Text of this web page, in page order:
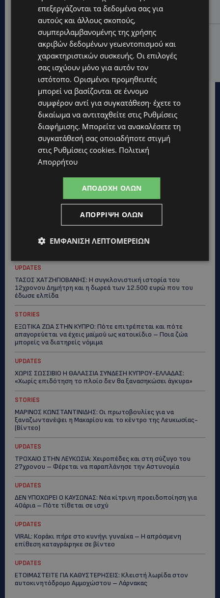
ξαναζωντανέψει η Μακαρίου και το κέντρο της
Λευκωσίας-(Βίντεο)
UPDATES
ΤΡΟΧΑΙΟ ΣΤΗΝ ΛΕΥΚΩΣΙΑ: Χειροπέδες και στη σύζυγο
του 27χρονου – Φέρεται να παραπλάνησε την
Αστυνομία
Topics
UPDATES
ΤΑΣΟΣ ΧΑΤΖΗΓΙΟΒΑΝΗΣ: Η συγκλονιστική ιστορία του
12χρονου Δημήτρη και η δωρεά των 12.500 ευρώ που του
έδωσε ελπίδα
STORIES
ΕΞΩΤΙΚΑ ΖΩΑ ΣΤΗΝ ΚΥΠΡΟ: Πότε επιτρέπεται και πότε
απαγορεύεται να έχεις μαϊμού ως κατοικίδιο – Ποια ζώα
μπορείς να διατηρείς νόμιμα
UPDATES
ΧΩΡΙΣ ΣΩΣΣΙΒΙΟ Η ΘΑΛΑΣΣΙΑ ΣΥΝΔΕΣΗ ΚΥΠΡΟΥ-ΕΛΛΑΔΑΣ:
«Χωρίς επιδότηση το πλοίο δεν θα ξανασηκώσει άγκυρα»
STORIES
ΜΑΡΙΝΟΣ ΚΩΝΣΤΑΝΤΙΝΙΔΗΣ: Οι πρωτοβουλίες για να
ξαναζωντανέψει η Μακαρίου και το κέντρο της Λευκωσίας-
(Βίντεο)
UPDATES
ΤΡΟΧΑΙΟ ΣΤΗΝ ΛΕΥΚΩΣΙΑ: Χειροπέδες και στη σύζυγο του
27χρονου – Φέρεται να παραπλάνησε την Αστυνομία
UPDATES
ΔΕΝ ΥΠΟΧΩΡΕΙ Ο ΚΑΥΣΩΝΑΣ: Νέα κίτρινη προειδοποίηση για
40άρια – Πότε τίθεται σε ισχύ
UPDATES
VIRAL: Κοράκι πήρε στο κυνήγι γυναίκα – Η απρόσμενη
επίθεση καταγράφηκε σε βίντεο
UPDATES
ΕΤΟΙΜΑΣΤΕΙΤΕ ΓΙΑ ΚΑΘΥΣΤΕΡΗΣΕΙΣ: Κλειστή λωρίδα στον
αυτοκινητόδρομο Αμμοχώστου – Λάρνακας
επεξεργάζονται τα δεδομένα σας για
αυτούς και άλλους σκοπούς,
συμπεριλαμβανομένης της χρήσης
ακριβών δεδομένων γεωεντοπισμού και
χαρακτηριστικών συσκευής. Οι επιλογές
σας ισχύουν μόνο για αυτόν τον
ιστότοπο. Ορισμένοι προμηθευτές
μπορεί να βασίζονται σε έννομο
συμφέρον αντί για συγκατάθεση· έχετε το
δικαίωμα να αντιταχθείτε στις Ρυθμίσεις
διαφήμισης. Μπορείτε να ανακαλέσετε τη
συγκατάθεσή σας οποιαδήποτε στιγμή
στις Ρυθμίσεις cookies. Πολιτική
Απορρήτου
ΑΠΟΔΟΧΉ ΌΛΩΝ
ΑΠΌΡΡΙΨΗ ΌΛΩΝ
ΕΜΦΆΝΙΣΗ ΛΕΠΤΟΜΕΡΕΙΏΝ